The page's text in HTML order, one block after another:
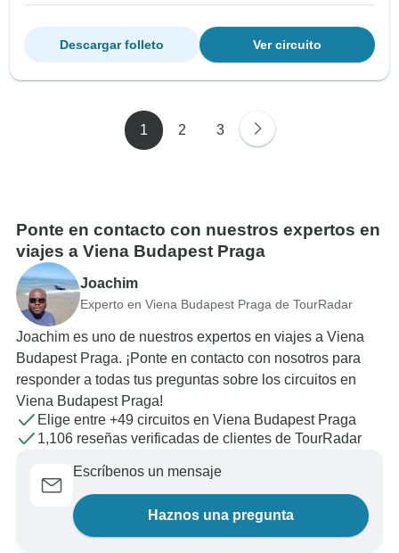
Ver circuito
Descargar folleto
1 2 3
Ponte en contacto con nuestros expertos en
viajes a Viena Budapest Praga
Joachim
Experto en Viena Budapest Praga de TourRadar
Joachim es uno de nuestros expertos en viajes a Viena
Budapest Praga. ¡Ponte en contacto con nosotros para
responder a todas tus preguntas sobre los circuitos en
Viena Budapest Praga!
Elige entre +49 circuitos en Viena Budapest Praga
1,106 reseñas verificadas de clientes de TourRadar
Escríbenos un mensaje
Haznos una pregunta